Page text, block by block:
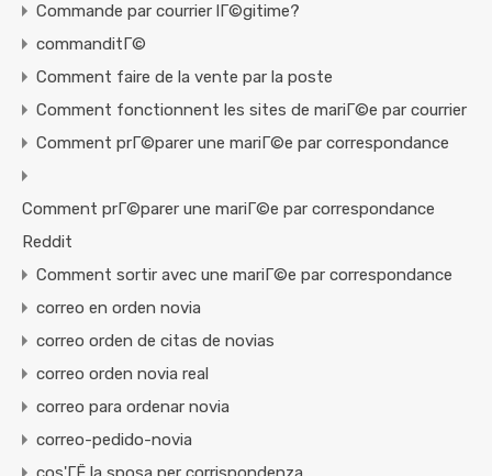
Commande par courrier lГ©gitime?
commanditГ©
Comment faire de la vente par la poste
Comment fonctionnent les sites de mariГ©e par courrier
Comment prГ©parer une mariГ©e par correspondance
Comment prГ©parer une mariГ©e par correspondance
Reddit
Comment sortir avec une mariГ©e par correspondance
correo en orden novia
correo orden de citas de novias
correo orden novia real
correo para ordenar novia
correo-pedido-novia